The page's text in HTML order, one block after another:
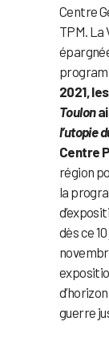
Centre
TPM. La
2021,
Toulon
l’utopie
Centre
région
la
dès ce
guerre